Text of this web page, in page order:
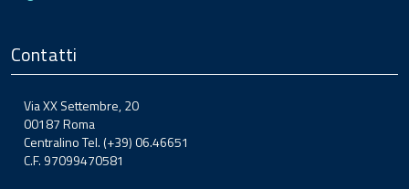
Contatti
Via XX Settembre, 20
00187 Roma
Centralino Tel. (+39) 06.46651
C.F. 97099470581